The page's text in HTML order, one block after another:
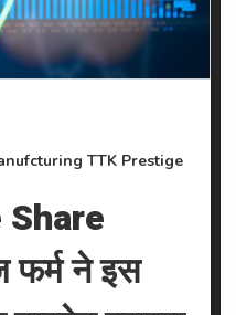
TTK Prestige
फर्म ने इस